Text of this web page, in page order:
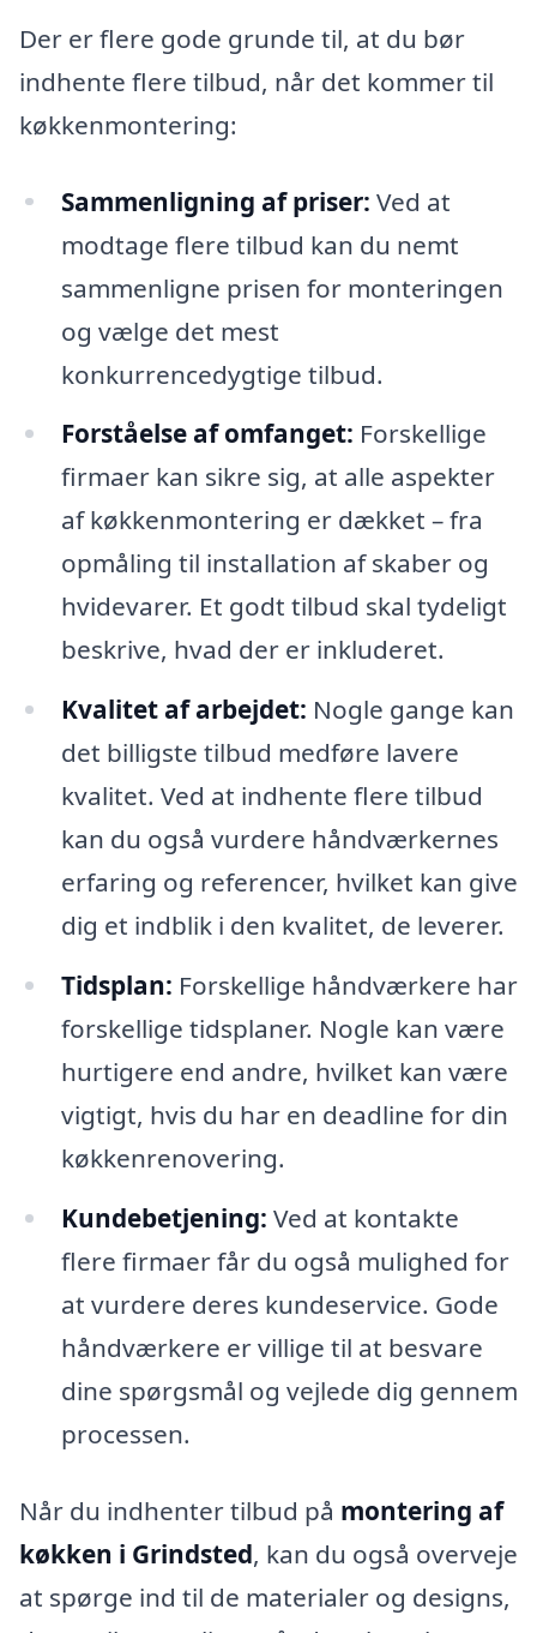
Der er flere gode grunde til, at du bør
indhente flere tilbud, når det kommer til
køkkenmontering:
Sammenligning af priser: Ved at
modtage flere tilbud kan du nemt
sammenligne prisen for monteringen
og vælge det mest
konkurrencedygtige tilbud.
Forståelse af omfanget: Forskellige
firmaer kan sikre sig, at alle aspekter
af køkkenmontering er dækket – fra
opmåling til installation af skaber og
hvidevarer. Et godt tilbud skal tydeligt
beskrive, hvad der er inkluderet.
Kvalitet af arbejdet: Nogle gange kan
det billigste tilbud medføre lavere
kvalitet. Ved at indhente flere tilbud
kan du også vurdere håndværkernes
erfaring og referencer, hvilket kan give
dig et indblik i den kvalitet, de leverer.
Tidsplan: Forskellige håndværkere har
forskellige tidsplaner. Nogle kan være
hurtigere end andre, hvilket kan være
vigtigt, hvis du har en deadline for din
køkkenrenovering.
Kundebetjening: Ved at kontakte
flere firmaer får du også mulighed for
at vurdere deres kundeservice. Gode
håndværkere er villige til at besvare
dine spørgsmål og vejlede dig gennem
processen.
Når du indhenter tilbud på montering af
køkken i Grindsted, kan du også overveje
at spørge ind til de materialer og designs,